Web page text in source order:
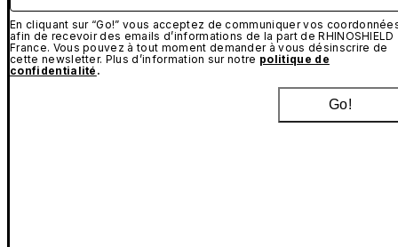
En cliquant sur “Go!” vous acceptez de communiquer vos
afin de recevoir des emails d’informations de la part de RHINOSHIELD
France. Vous pouvez à tout moment demander à vous désinscrire de
cette newsletter. Plus d’information sur notre politique de
confidentialité .
Go!